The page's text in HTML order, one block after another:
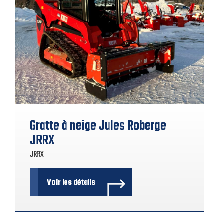
Gratte à neige Jules Roberge
JRRX
JRRX
Voir les détails